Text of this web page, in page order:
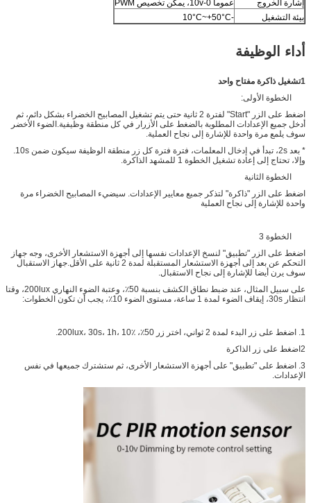
إشارة الخروج
عموما 0-10v، يمكن تخصيص PWM
بيئة التشغيل
-10°C~+50°C
أداء الوظيفة
1تشغيل ذاكرة مفتاح واحد
الخطوة الأولى:
اضغط على الزر "Start" لفترة 2 ثانية حتى يتم تشغيل المصابيح الخضراء بشكل دائم، ثم
أدخل جميع الإعدادات المطلوبة بالضغط على الأزرار في كل منطقة وظيفية.الضوء الأخضر
سوف يلمع مرة واحدة للإشارة إلى نجاح العملية.
* بعد 2s، تبدأ في إدخال المعلمات، فترة فترة كل زر منطقة الوظيفة سيكون ضمن 10s.
وإلا، تحتاج إلى إعادة تشغيل الخطوة 1 للمشهد الذاكرة.
الخطوة الثانية
اضغط على الزر "ذاكرة" لتذكر جميع معايير الإعدادات. سيضيء المصابيح الخضراء مرة
واحدة للإشارة إلى نجاح العملية
الخطوة 3
اضغط على الزر "تطبيق" لنسخ الإعدادات نفسها إلى أجهزة الاستشعار الأخرى، وجه جهاز
التحكم عن بعد إلى أجهزة الاستشعار المستقبلة لمدة 2 ثانية على الأقل.جهاز الاستقبال
سوف يرن أيضا للإشارة إلى نجاح الاستقبال.
على سبيل المثال، عند ضبط نطاق الكشف بنسبة 50٪، وعتبة الضوء النهاري 200lux، وقتا
انتظار 30s، إيقاف الضوء لمدة 1 ساعة، مستوى الضوء 10٪، يجب أن تكون الخطوات:
1. اضغط على زر البدء لمدة 2 ثواني، اختر زر 50٪، 200lux، 30s، 1h، 10٪.
2اضغط على زر الذاكرة
3. اضغط على "تطبيق" على أجهزة الاستشعار الأخرى، ثم ستشترك جميعها في نفس
الإعدادات.